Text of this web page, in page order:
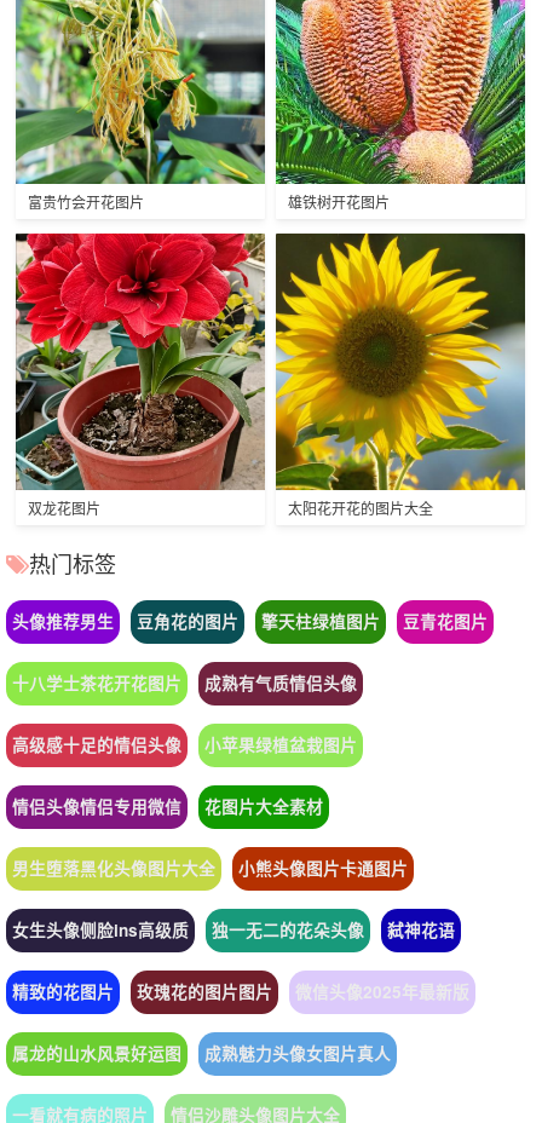
富贵竹会开花图片 雄铁树开花图片
双龙花图片 太阳花开花的图片大全
热门标签
头像推荐男生 豆角花的图片 擎天柱绿植图片 豆青花图片
十八学士茶花开花图片 成熟有气质情侣头像
高级感十足的情侣头像 小苹果绿植盆栽图片
情侣头像情侣专用微信 花图片大全素材
男生堕落黑化头像图片大全 小熊头像图片卡通图片
女生头像侧脸ins高级质 独一无二的花朵头像 弑神花语
精致的花图片 玫瑰花的图片图片 微信头像2025年最新版
属龙的山水风景好运图 成熟魅力头像女图片真人
一看就有病的照片 情侣沙雕头像图片大全